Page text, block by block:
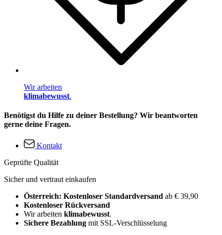
Wir arbeiten
klimabewusst.
Benötigst du Hilfe zu deiner Bestellung? Wir beantworten
gerne deine Fragen.
Kontakt
Geprüfte Qualität
Sicher und vertraut einkaufen
Österreich: Kostenloser Standardversand ab € 39,90
Kostenloser Rückversand
Wir arbeiten klimabewusst.
Sichere Bezahlung mit SSL-Verschlüsselung